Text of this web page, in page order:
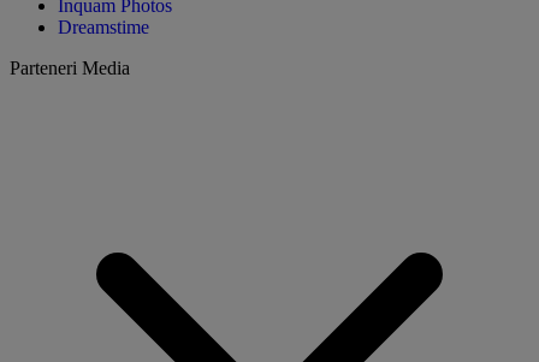
Inquam Photos
Dreamstime
Parteneri Media